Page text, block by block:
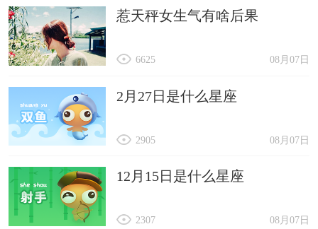
惹天秤女生气有啥后果
08月07日
6625
2月27日是什么星座
08月07日
2905
12月15日是什么星座
08月07日
2307